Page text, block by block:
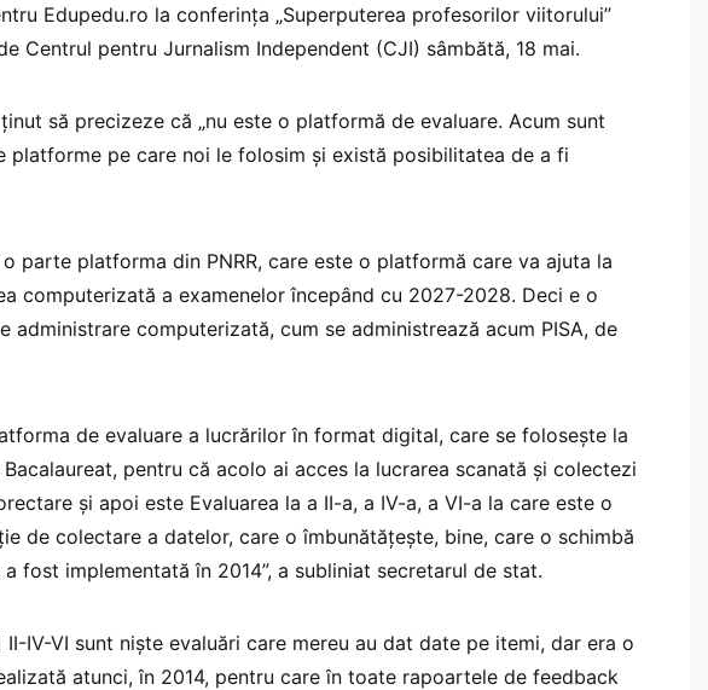
Edupedu.ro la conferința „Superputerea profesorilor viitorului”
Centrul pentru Jurnalism Independent (CJI) sâmbătă, 18 mai.
să precizeze că „nu este o platformă de evaluare. Acum sunt
platforme pe care noi le folosim și există posibilitatea de a fi
o parte platforma din PNRR, care este o platformă care va ajuta la
computerizată a examenelor începând cu 2027-2028. Deci e o
administrare computerizată, cum se administrează acum PISA, de
de evaluare a lucrărilor în format digital, care se folosește la
Bacalaureat, pentru că acolo ai acces la lucrarea scanată și colectezi
și apoi este Evaluarea la a II-a, a IV-a, a VI-a la care este o
de colectare a datelor, care o îmbunătățește, bine, care o schimbă
fost implementată în 2014”, a subliniat secretarul de stat.
II-IV-VI sunt niște evaluări care mereu au dat date pe itemi, dar era o
atunci, în 2014, pentru care în toate rapoartele de feedback